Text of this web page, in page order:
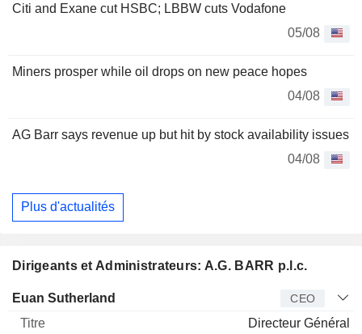
Citi and Exane cut HSBC; LBBW cuts Vodafone
05/08
Miners prosper while oil drops on new peace hopes
04/08
AG Barr says revenue up but hit by stock availability issues
04/08
Plus d'actualités
Dirigeants et Administrateurs: A.G. BARR p.l.c.
Dirigeant Titre Age
Euan Sutherland CEO
Directeur Général